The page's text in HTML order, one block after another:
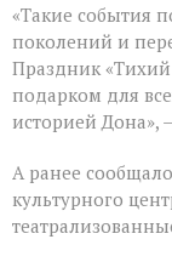
«Такие события
поколений и
Праздник
подарком для
историей Дона»,
А ранее
культурного